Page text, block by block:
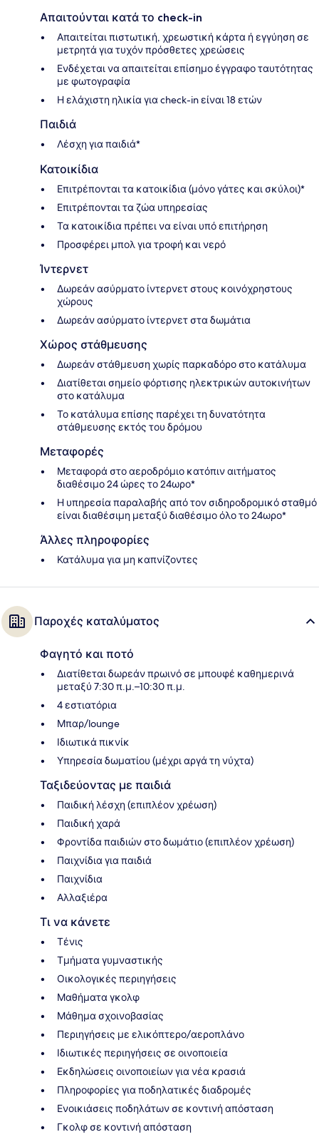
Απαιτούνται κατά το check-in
Απαιτείται πιστωτική, χρεωστική κάρτα ή εγγύηση σε
μετρητά για τυχόν πρόσθετες χρεώσεις
Ενδέχεται να απαιτείται επίσημο έγγραφο ταυτότητας
με φωτογραφία
Η ελάχιστη ηλικία για check-in είναι 18 ετών
Παιδιά
Λέσχη για παιδιά*
Κατοικίδια
Επιτρέπονται τα κατοικίδια (μόνο γάτες και σκύλοι)*
Επιτρέπονται τα ζώα υπηρεσίας
Τα κατοικίδια πρέπει να είναι υπό επιτήρηση
Προσφέρει μπολ για τροφή και νερό
Ίντερνετ
Δωρεάν ασύρματο ίντερνετ στους κοινόχρηστους
χώρους
Δωρεάν ασύρματο ίντερνετ στα δωμάτια
Χώρος στάθμευσης
Δωρεάν στάθμευση χωρίς παρκαδόρο στο κατάλυμα
Διατίθεται σημείο φόρτισης ηλεκτρικών αυτοκινήτων
στο κατάλυμα
Το κατάλυμα επίσης παρέχει τη δυνατότητα
στάθμευσης εκτός του δρόμου
Μεταφορές
Μεταφορά στο αεροδρόμιο κατόπιν αιτήματος
διαθέσιμο 24 ώρες το 24ωρο*
Η υπηρεσία παραλαβής από τον σιδηροδρομικό σταθμό
είναι διαθέσιμη μεταξύ διαθέσιμο όλο το 24ωρο*
Άλλες πληροφορίες
Κατάλυμα για μη καπνίζοντες
Παροχές καταλύματος
Φαγητό και ποτό
Διατίθεται δωρεάν πρωινό σε μπουφέ καθημερινά
μεταξύ 7:30 π.μ.–10:30 π.μ.
4 εστιατόρια
Μπαρ/lounge
Ιδιωτικά πικνίκ
Υπηρεσία δωματίου (μέχρι αργά τη νύχτα)
Ταξιδεύοντας με παιδιά
Παιδική λέσχη (επιπλέον χρέωση)
Παιδική χαρά
Φροντίδα παιδιών στο δωμάτιο (επιπλέον χρέωση)
Παιχνίδια για παιδιά
Παιχνίδια
Αλλαξιέρα
Τι να κάνετε
Τένις
Τμήματα γυμναστικής
Οικολογικές περιηγήσεις
Μαθήματα γκολφ
Μάθημα σχοινοβασίας
Περιηγήσεις με ελικόπτερο/αεροπλάνο
Ιδιωτικές περιηγήσεις σε οινοποιεία
Εκδηλώσεις οινοποιείων για νέα κρασιά
Πληροφορίες για ποδηλατικές διαδρομές
Ενοικιάσεις ποδηλάτων σε κοντινή απόσταση
Γκολφ σε κοντινή απόσταση